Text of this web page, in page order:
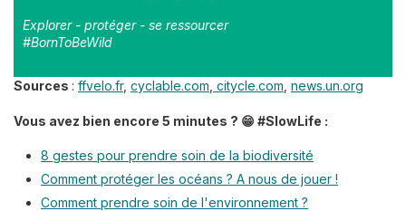
Explorer - protéger - se ressourcer
#BornToBeWild
Sources : ffvelo.fr, cyclable.com citycle.com news.un.org
Vous avez bien encore 5 minutes ? 😁 #SlowLife :
8 gestes pour prendre soin de la biodiversité
Comment protéger les océans ? A nous de jouer !
Comment prendre soin de l'environnement ?